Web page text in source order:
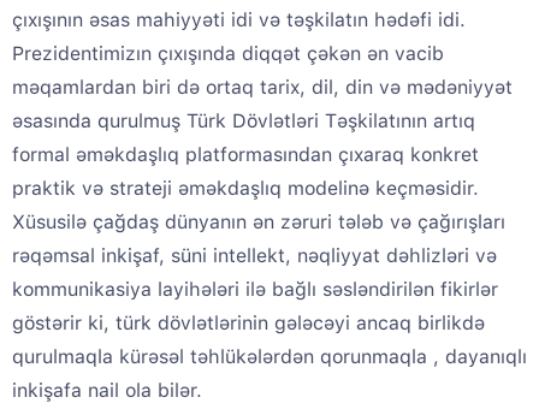
çıxışının əsas mahiyyəti idi və təşkilatın hədəfi idi.
Prezidentimizın çıxışında diqqət çəkən ən vacib
məqamlardan biri də ortaq tarix, dil, din və mədəniyyət
əsasında qurulmuş Türk Dövlətləri Təşkilatının artıq
formal əməkdaşlıq platformasından çıxaraq konkret
praktik və strateji əməkdaşlıq modelinə keçməsidir.
Xüsusilə çağdaş dünyanın ən zəruri tələb və çağırışları
rəqəmsal inkişaf, süni intellekt, nəqliyyat dəhlizləri və
kommunikasiya layihələri ilə bağlı səsləndirilən fikirlər
göstərir ki, türk dövlətlərinin gələcəyi ancaq birlikdə
qurulmaqla kürəsəl təhlükələrdən qorunmaqla , dayanıqlı
inkişafa nail ola bilər.